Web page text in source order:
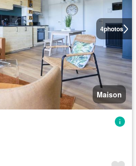
4photos
Maison